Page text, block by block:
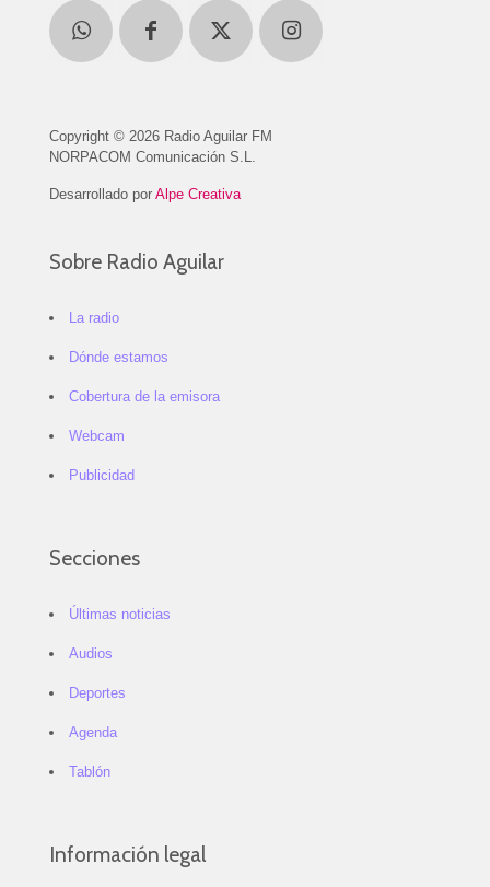
Copyright © 2026 Radio Aguilar FM
NORPACOM Comunicación S.L.
Desarrollado por Alpe Creativa
Sobre Radio Aguilar
La radio
Dónde estamos
Cobertura de la emisora
Webcam
Publicidad
Secciones
Últimas noticias
Audios
Deportes
Agenda
Tablón
Información legal